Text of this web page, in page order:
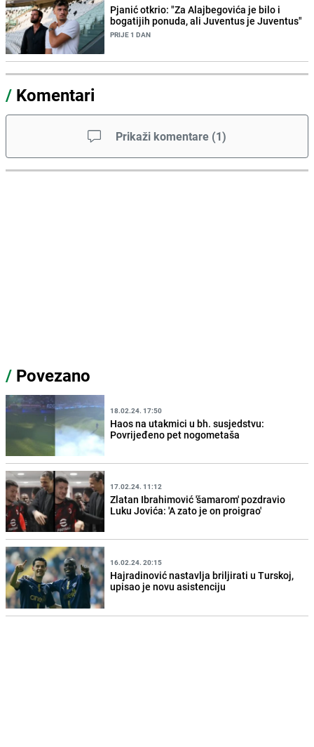
Pjanić otkrio: "Za Alajbegovića je bilo i
bogatijih ponuda, ali Juventus je Juventus"
PRIJE 1 DAN
/ Komentari
Prikaži komentare (1)
/ Povezano
18.02.24. 17:50
Haos na utakmici u bh. susjedstvu:
Povrijeđeno pet nogometaša
17.02.24. 11:12
Zlatan Ibrahimović 'šamarom' pozdravio
Luku Jovića: 'A zato je on proigrao'
16.02.24. 20:15
Hajradinović nastavlja briljirati u Turskoj,
upisao je novu asistenciju